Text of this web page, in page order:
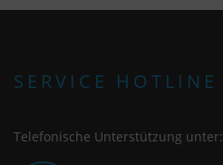
SERVICE HOTLINE
Telefonische Unterstützung unter: